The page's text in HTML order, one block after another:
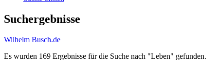
Suchergebnisse
Wilhelm Busch.de
Es wurden 169 Ergebnisse für die Suche nach "Leben" gefunden.